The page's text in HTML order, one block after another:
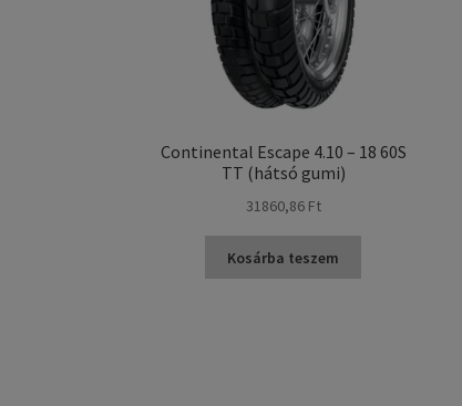
Continental Escape 4.10 – 18 60S
TT (hátsó gumi)
31860,86 Ft
Kosárba teszem